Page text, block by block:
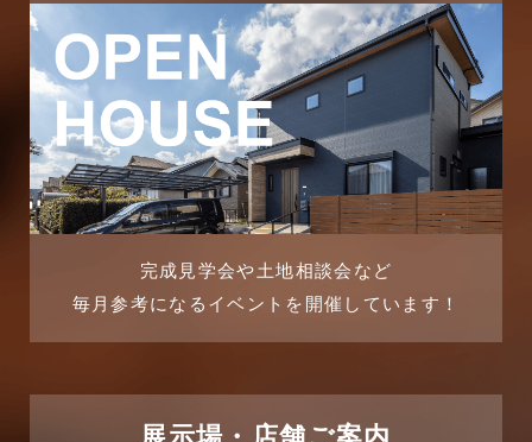
ピアラシティ店-ブログ
ブログ
マンション経営活用事例
よくある質問
リフォーム-ブログ
2025年10月
2025年9月
2025年8月
2025年6月
完成見学会や土地相談会など
毎月参考になるイベントを開催しています！
展示場・店舗ご案内